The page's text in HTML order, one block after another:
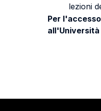
lezioni
Per
all'Università